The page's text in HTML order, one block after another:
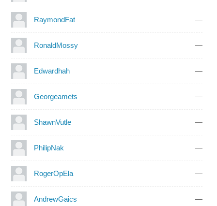
RaymondFat —
RonaldMossy —
Edwardhah —
Georgeamets —
ShawnVutle —
PhilipNak —
RogerOpEla —
AndrewGaics —